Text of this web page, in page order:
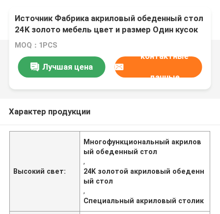
Источник Фабрика акриловый обеденный стол
24K золото мебель цвет и размер Один кусок
на заказ
MOQ：1PCS
Лучшая цена
контактные
данные
Характер продукции
Высокий свет:
Многофункциональный акрилов
ый обеденный стол
,
24K золотой акриловый обеденн
ый стол
,
Специальный акриловый столик